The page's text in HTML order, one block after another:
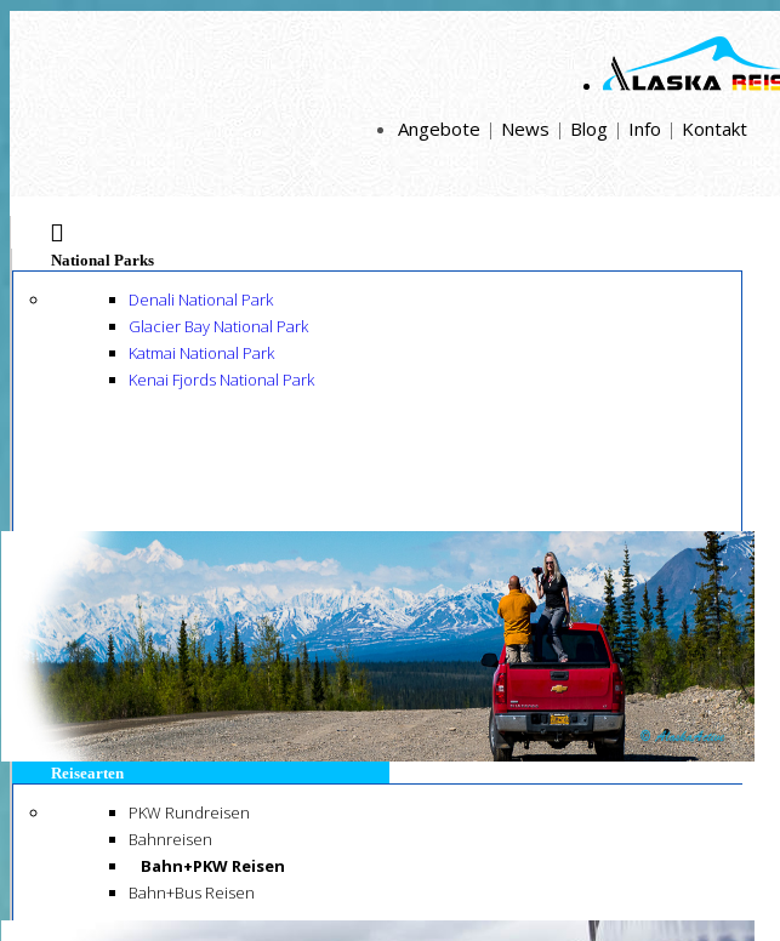
Angebote | News | Blog | Info | Kontakt
National Parks
Denali National Park
Glacier Bay National Park
Katmai National Park
Kenai Fjords National Park
Reisearten
PKW Rundreisen
Bahnreisen
Bahn+PKW Reisen
Bahn+Bus Reisen